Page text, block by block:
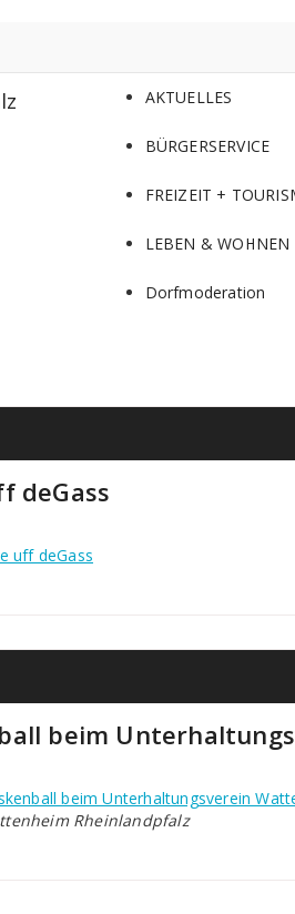
AKTUELLES
BÜRGERSERVICE
FREIZEIT +
LEBEN & WOHNEN
Dorfmoderation
deGass
uff deGass
beim
beim Unterhaltungsverein
Rheinlandpfalz